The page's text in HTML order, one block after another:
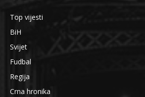
Top vijesti
BiH
Svijet
Fudbal
Regija
Crna hronika